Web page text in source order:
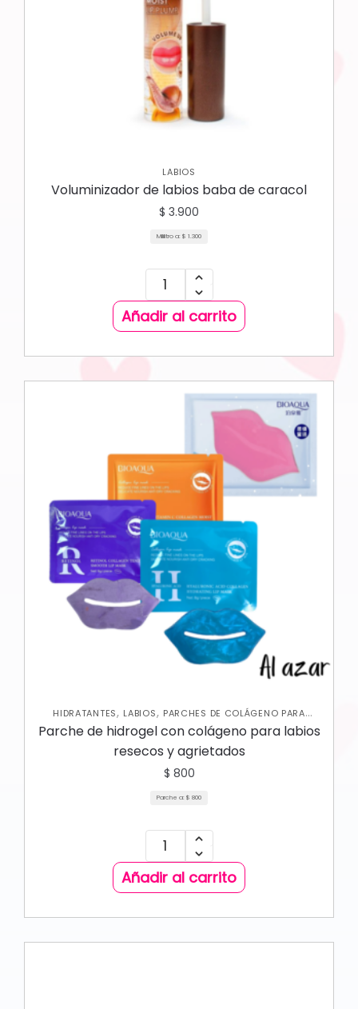
LABIOS
Voluminizador de labios baba de caracol
$ 3.900
Mililitro a: $ 1.300
Añadir al carrito
HIDRATANTES, LABIOS, PARCHES DE COLÁGENO PARA
LABIOS
,SKIN CARE FACIAL
Parche de hidrogel con colágeno para labios
resecos y agrietados
$ 800
Parche a: $ 800
Añadir al carrito